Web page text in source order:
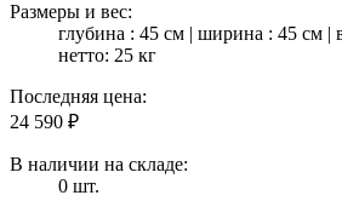
Размеры и вес:
глубина : 45 см | ширина : 45 см |
нетто: 25 кг
Последняя цена:
24 590 ₽
В наличии на складе:
0 шт.